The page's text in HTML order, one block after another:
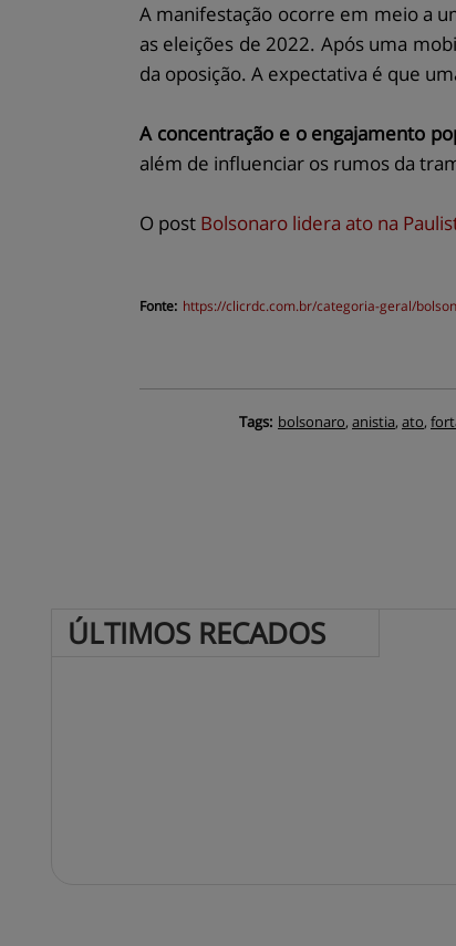
A manifestação ocorre em meio a
as eleições de 2022. Após uma
da oposição. A expectativa é que
A concentração e o engajamento
além de influenciar os rumos da
O post Bolsonaro lidera ato na
Fonte: https://clicrdc.com.br/categoria-geral/
Tags: bolsonaro, anistia, ato,
ÚLTIMOS RECADOS